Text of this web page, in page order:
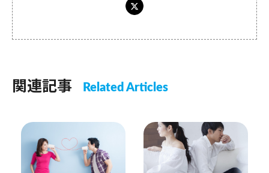
関連記事 Related Articles